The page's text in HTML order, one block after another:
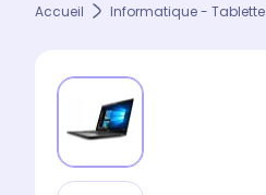
Accueil Informatique - Tablette